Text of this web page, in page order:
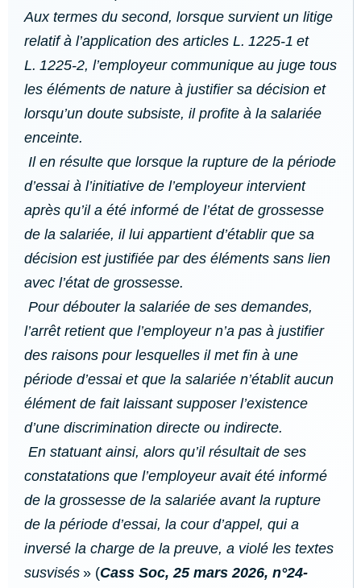
Aux termes du second, lorsque survient un litige
relatif à l’application des articles L. 1225-1 et
L. 1225-2, l’employeur communique au juge tous
les éléments de nature à justifier sa décision et
lorsqu’un doute subsiste, il profite à la salariée
enceinte.
Il en résulte que lorsque la rupture de la période
d’essai à l’initiative de l’employeur intervient
après qu’il a été informé de l’état de grossesse
de la salariée, il lui appartient d’établir que sa
décision est justifiée par des éléments sans lien
avec l’état de grossesse.
Pour débouter la salariée de ses demandes,
l’arrêt retient que l’employeur n’a pas à justifier
des raisons pour lesquelles il met fin à une
période d’essai et que la salariée n’établit aucun
élément de fait laissant supposer l’existence
d’une discrimination directe ou indirecte.
En statuant ainsi, alors qu’il résultait de ses
constatations que l’employeur avait été informé
de la grossesse de la salariée avant la rupture
de la période d’essai, la cour d’appel, qui a
inversé la charge de la preuve, a violé les textes
susvisés » (Cass Soc, 25 mars 2026, n°24-